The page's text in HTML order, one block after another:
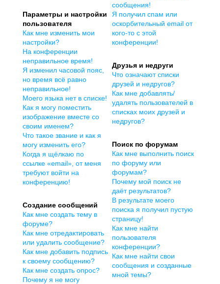
Параметры и настройки
пользователя
Как мне изменить мои
настройки?
На конференции
неправильное время!
Я изменил часовой пояс,
но время всё равно
неправильное!
Моего языка нет в списке!
Как я могу поместить
изображение вместе со
своим именем?
Что такое звание и как я
могу изменить его?
Когда я щёлкаю по
ссылке «email», от меня
требуют войти на
конференцию!
Создание сообщений
Как мне создать тему в
форуме?
Как мне отредактировать
или удалить сообщение?
Как мне добавить подпись
к своему сообщению?
Как мне создать опрос?
Почему я не могу
сообщения!
Я получил спам или
оскорбительный email от
кого-то с этой
конференции!
Друзья и недруги
Что означают списки
друзей и недругов?
Как мне добавлять/
удалять пользователей в
списках моих друзей и
недругов?
Поиск по форумам
Как мне выполнить поиск
по форуму или
форумам?
Почему мой поиск не
даёт результатов?
В результате моего
поиска я получил пустую
страницу!
Как мне найти
пользователя
конференции?
Как мне найти свои
сообщения и созданные
мной темы?